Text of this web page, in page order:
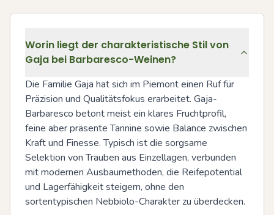
Worin liegt der charakteristische Stil von
Gaja bei Barbaresco-Weinen?
Die Familie Gaja hat sich im Piemont einen Ruf für
Präzision und Qualitätsfokus erarbeitet. Gaja-
Barbaresco betont meist ein klares Fruchtprofil,
feine aber präsente Tannine sowie Balance zwischen
Kraft und Finesse. Typisch ist die sorgsame
Selektion von Trauben aus Einzellagen, verbunden
mit modernen Ausbaumethoden, die Reifepotential
und Lagerfähigkeit steigern, ohne den
sortentypischen Nebbiolo-Charakter zu überdecken.